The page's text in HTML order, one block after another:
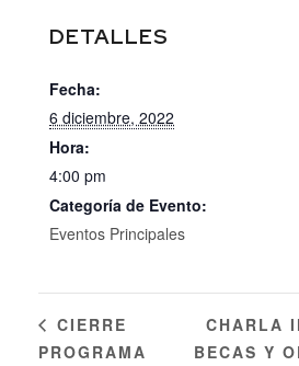
DETALLES
Fecha:
6 diciembre, 2022
Hora:
4:00 pm
Categoría de Evento:
Eventos Principales
CIERRE
PROGRAMA
CHARLA
BECAS Y